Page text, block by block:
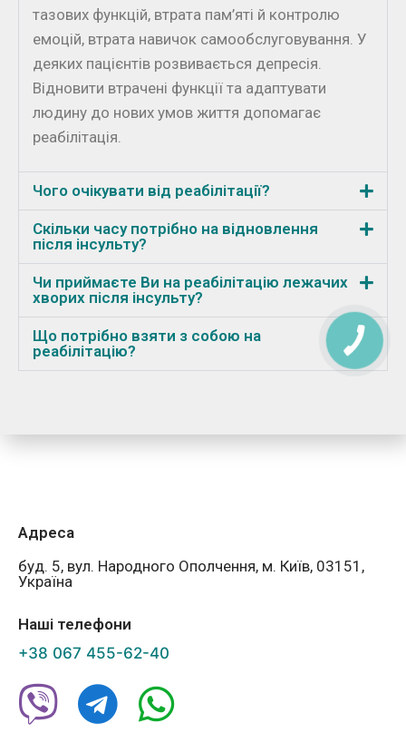
тазових функцій, втрата пам’яті й контролю
емоцій, втрата навичок самообслуговування. У
деяких пацієнтів розвивається депресія.
Відновити втрачені функції та адаптувати
людину до нових умов життя допомагає
реабілітація.
Чого очікувати від реабілітації?
Скільки часу потрібно на відновлення
після інсульту?
Чи приймаєте Ви на реабілітацію лежачих
хворих після інсульту?
Що потрібно взяти з собою на
реабілітацію?
Адреса
буд. 5, вул. Народного Ополчення, м. Київ, 03151,
Україна
Наші телефони
+38 067 455-62-40